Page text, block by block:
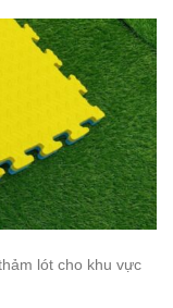
lót cho khu vực